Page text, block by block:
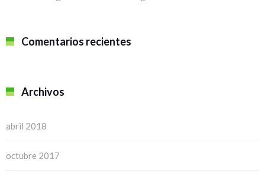
Comentarios recientes
Archivos
abril 2018
octubre 2017